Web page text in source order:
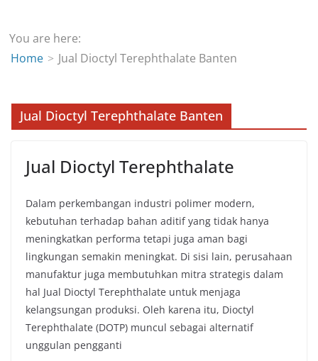
You are here:
Home
Jual Dioctyl Terephthalate Banten
Jual Dioctyl Terephthalate Banten
Jual Dioctyl Terephthalate
Dalam perkembangan industri polimer modern,
kebutuhan terhadap bahan aditif yang tidak hanya
meningkatkan performa tetapi juga aman bagi
lingkungan semakin meningkat. Di sisi lain, perusahaan
manufaktur juga membutuhkan mitra strategis dalam
hal Jual Dioctyl Terephthalate untuk menjaga
kelangsungan produksi. Oleh karena itu, Dioctyl
Terephthalate (DOTP) muncul sebagai alternatif
unggulan pengganti